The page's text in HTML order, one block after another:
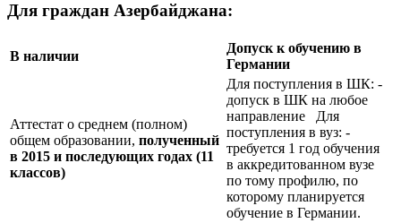
Для граждан Азербайджана:
В наличии
Допуск к обучению в
Германии
Аттестат о среднем (полном)
общем образовании, полученный
в 2015 и последующих годах (11
классов)
Для поступления в ШК: -
допуск в ШК на любое
направление Для
поступления в вуз: -
требуется 1 год обучения
в аккредитованном вузе
по тому профилю, по
которому планируется
обучение в Германии.